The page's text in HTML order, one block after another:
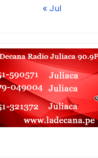
« Jul